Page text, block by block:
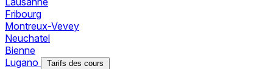
Fribourg
Montreux-Vevey
Neuchatel
Bienne
Lugano
Tarifs des cours